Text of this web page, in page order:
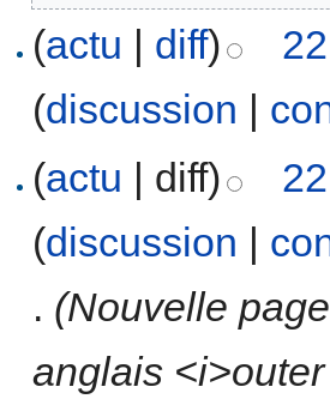
(actu | diff)
(discussion |
(actu | diff)
(discussion |
. (Nouvelle
anglais